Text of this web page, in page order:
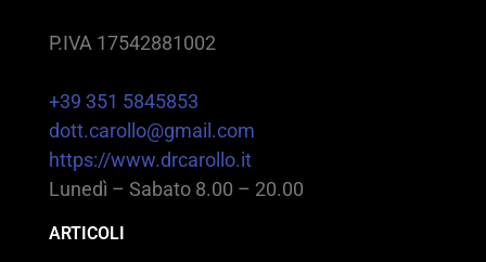
P.IVA 17542881002
+39 351 5845853
dott.carollo@gmail.com
https://www.drcarollo.it
Lunedì – Sabato 8.00 – 20.00
ARTICOLI